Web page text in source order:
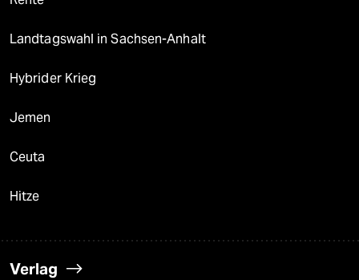
Landtagswahl in Sachsen-Anhalt
Hybrider Krieg
Jemen
Ceuta
Hitze
Verlag